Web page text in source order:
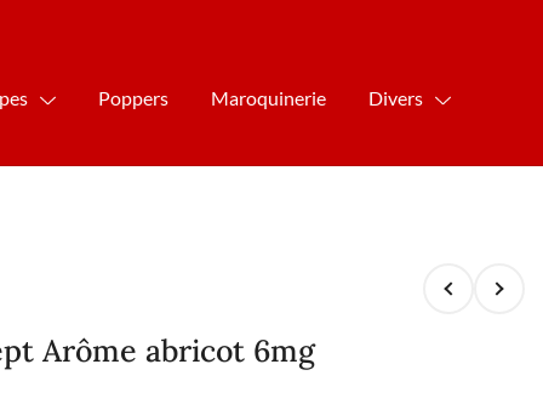
Poppers Maroquinerie Divers
Arôme abricot 6mg